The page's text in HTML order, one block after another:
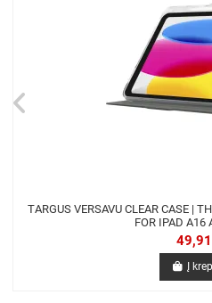
TARGUS VERSAVU CLEAR CASE |
FOR IPAD A16
Į